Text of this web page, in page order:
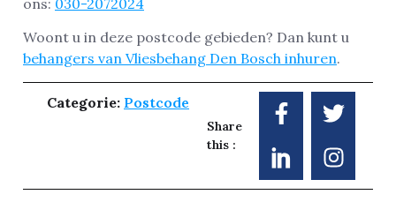
Woont u in deze postcode gebieden? Dan kunt u
behangers van Vliesbehang Den Bosch inhuren.
Categorie: Postcode
Share
this :